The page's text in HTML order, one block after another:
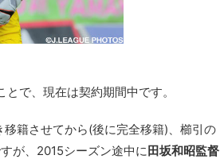
で、現在は契約期間中です。
移籍させてから(後に完全移籍)、櫛引の
が、2015シーズン途中に田坂和昭監督